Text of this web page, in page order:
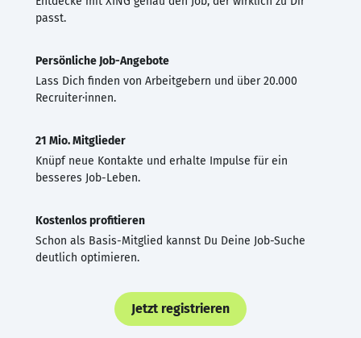
passt.
Persönliche Job-Angebote
Lass Dich finden von Arbeitgebern und über 20.000
Recruiter·innen.
21 Mio. Mitglieder
Knüpf neue Kontakte und erhalte Impulse für ein
besseres Job-Leben.
Kostenlos profitieren
Schon als Basis-Mitglied kannst Du Deine Job-Suche
deutlich optimieren.
Jetzt registrieren